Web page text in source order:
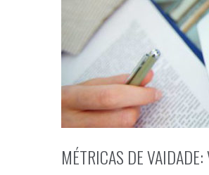
MÉTRICAS DE VAIDADE: